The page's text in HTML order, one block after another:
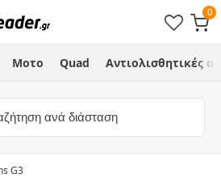
Μοτο Quad Αντιολισθητικές
ανά διάσταση
G3